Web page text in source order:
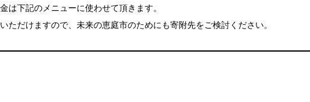
は下記のメニューに使わせて頂きます。
ただけますので、未来の恵庭市のためにも寄附先をご検討ください。